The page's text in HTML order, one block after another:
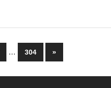
… 304
Nächste
Beiträge
»